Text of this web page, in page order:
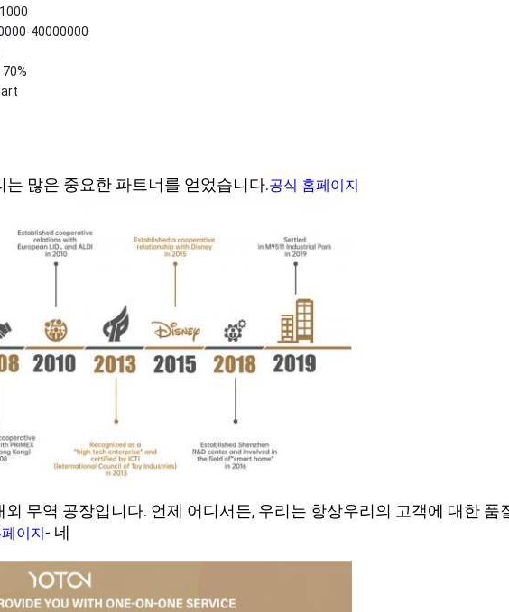
40000000
많은 중요한 파트너를 얻었습니다.공식 홈페이지
무역 공장입니다. 언제 어디서든, 우리는 항상우리의 고객에 대한 품
이지- 네